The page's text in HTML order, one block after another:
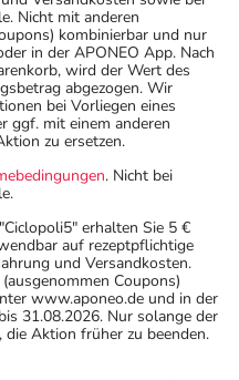
Nicht mit anderen
kombinierbar und nur
in der APONEO App. Nach
wird der Wert des
abgezogen. Wir
bei Vorliegen eines
ggf. mit einem anderen
zu ersetzen.
. Nicht bei
erhalten Sie 5 €
auf rezeptpflichtige
und Versandkosten.
Coupons)
www.aponeo.de und in der
31.08.2026. Nur solange der
Aktion früher zu beenden.